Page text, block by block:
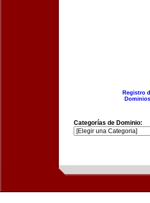
Registro
Categorías de Dominio: